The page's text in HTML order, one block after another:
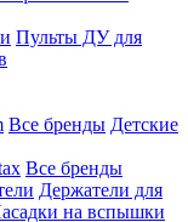
Пульты ДУ для
Все бренды Детские
Все бренды
Держатели для
на вспышки